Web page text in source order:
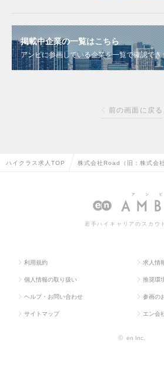
掲載中企業の一覧はこちら
アンビに参画している企業を一覧で確認でき
前の画面に戻る
ハイクラス求人TOP 株式会社Road（旧：株式会
若手ハイキャリアのスカウ
利用規約 求人情
個人情報の取り扱い 推奨環
ヘルプ・お問い合わせ 参画の
サイトマップ エン会
© en Inc.